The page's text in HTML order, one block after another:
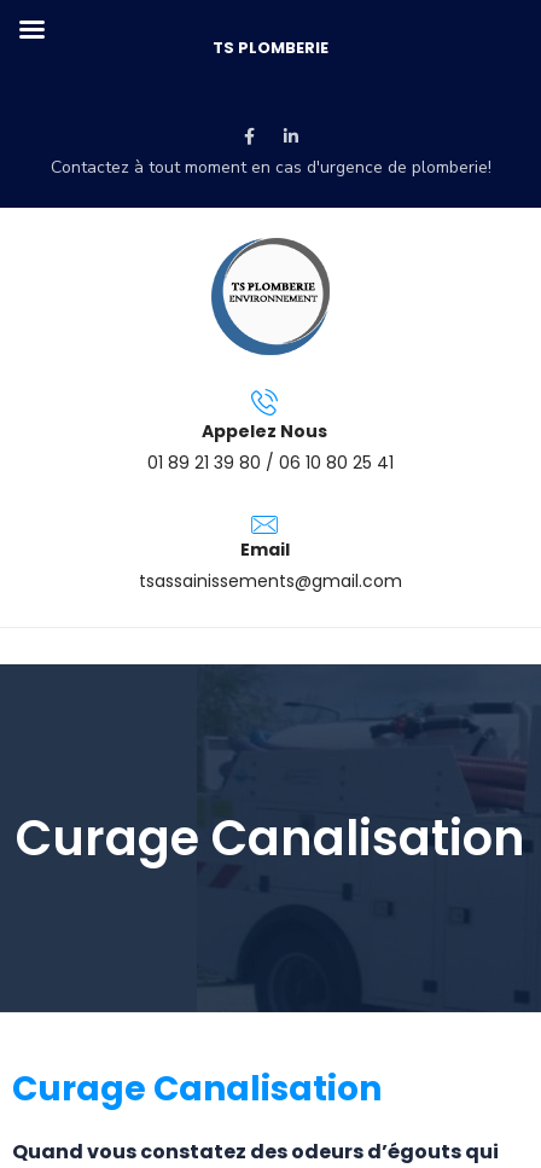
Contactez à tout moment en cas d'urgence de plomberie!
Appelez Nous
01 89 21 39 80 / 06 10 80 25 41
Email
tsassainissements@gmail.com
Curage Canalisation
Curage Canalisation
Quand vous constatez des odeurs d’égouts qui
TS PLOMBERIE